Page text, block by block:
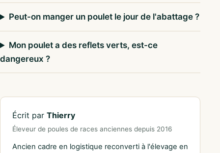
Peut-on manger un poulet le jour de l'abattage ?
Mon poulet a des reflets verts, est-ce
dangereux ?
Écrit par Thierry
Éleveur de poules de races anciennes depuis 2016
Ancien cadre en logistique reconverti à l'élevage en